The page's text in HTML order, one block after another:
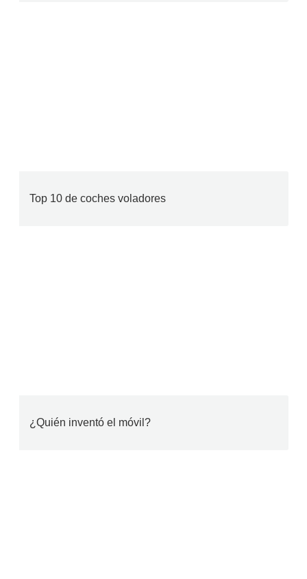
Top 10 de coches voladores
¿Quién inventó el móvil?